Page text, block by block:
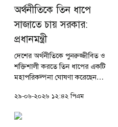
অর্থনীতিকে তিন ধাপে
সাজাতে চায় সরকার:
প্রধানমন্ত্রী
দেশের অর্থনীতিকে পুনরুজ্জীবিত ও
শক্তিশালী করতে তিন ধাপের একটি
মহাপরিকল্পনা ঘোষণা করেছেন
জানিয়েছেন, সরকার ‘পুনরুদ্ধার,
উত্তরণ ও পুনর্গঠন’—এই তিন ধাপে...
২৯-০৬-২০২৬ ১২:৪২ পিএম